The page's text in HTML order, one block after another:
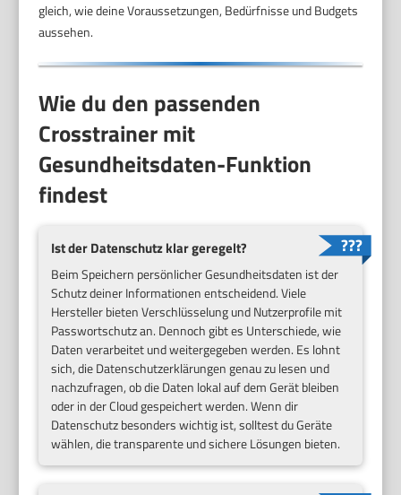
gleich, wie deine Voraussetzungen, Bedürfnisse und Budgets
aussehen.
Wie du den passenden
Crosstrainer mit
Gesundheitsdaten-Funktion
findest
Ist der Datenschutz klar geregelt?
Beim Speichern persönlicher Gesundheitsdaten ist der
Schutz deiner Informationen entscheidend. Viele
Hersteller bieten Verschlüsselung und Nutzerprofile mit
Passwortschutz an. Dennoch gibt es Unterschiede, wie
Daten verarbeitet und weitergegeben werden. Es lohnt
sich, die Datenschutzerklärungen genau zu lesen und
nachzufragen, ob die Daten lokal auf dem Gerät bleiben
oder in der Cloud gespeichert werden. Wenn dir
Datenschutz besonders wichtig ist, solltest du Geräte
wählen, die transparente und sichere Lösungen bieten.